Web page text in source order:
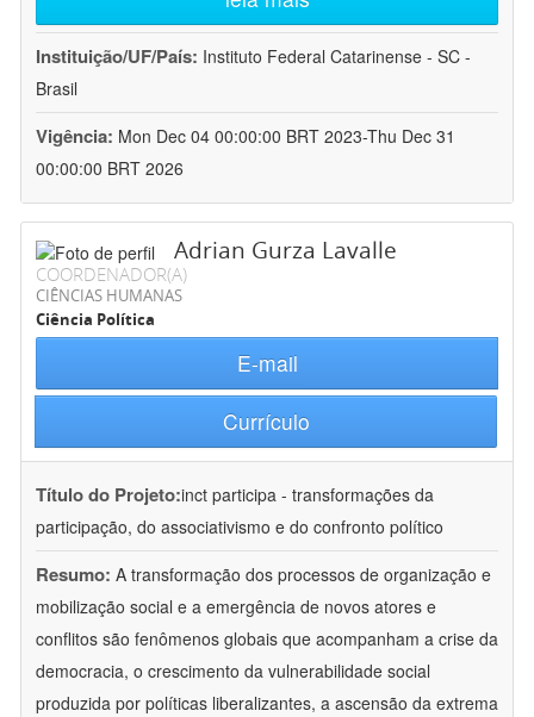
Instituição/UF/País: Instituto Federal Catarinense - SC -
Brasil
Vigência: Mon Dec 04 00:00:00 BRT 2023-Thu Dec 31
00:00:00 BRT 2026
Adrian Gurza Lavalle
COORDENADOR(A)
CIÊNCIAS HUMANAS
Ciência Política
E-mail
Currículo
Título do Projeto:inct participa - transformações da
participação, do associativismo e do confronto político
Resumo: A transformação dos processos de organização e
mobilização social e a emergência de novos atores e
conflitos são fenômenos globais que acompanham a crise da
democracia, o crescimento da vulnerabilidade social
produzida por políticas liberalizantes, a ascensão da extrema